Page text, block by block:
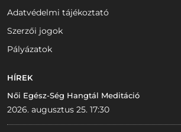
Adatvédelmi tájékoztató
Szerzői jogok
Pályázatok
HÍREK
Női Egész-Ség Hangtál Meditáció
2026. augusztus 25. 17:30